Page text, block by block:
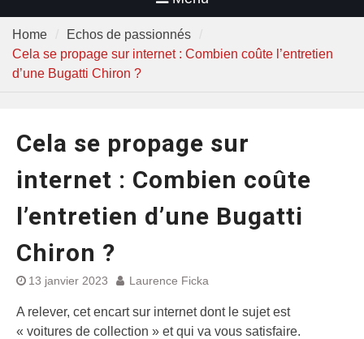
Home
Echos de passionnés
Cela se propage sur internet : Combien coûte l’entretien
d’une Bugatti Chiron ?
Cela se propage sur
internet : Combien coûte
l’entretien d’une Bugatti
Chiron ?
13 janvier 2023 Laurence Ficka
A relever, cet encart sur internet dont le sujet est
« voitures de collection » et qui va vous satisfaire.